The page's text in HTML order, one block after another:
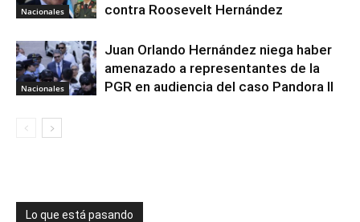
Nacionales
contra Roosevelt Hernández
Nacionales
Juan Orlando Hernández niega haber
amenazado a representantes de la
PGR en audiencia del caso Pandora II
Lo que está pasando